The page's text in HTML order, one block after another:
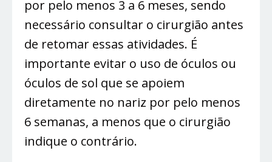
por pelo menos 3 a 6 meses, sendo
necessário consultar o cirurgião antes
de retomar essas atividades. É
importante evitar o uso de óculos ou
óculos de sol que se apoiem
diretamente no nariz por pelo menos
6 semanas, a menos que o cirurgião
indique o contrário.